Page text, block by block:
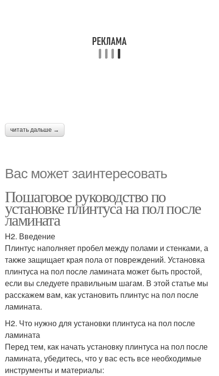
читать дальше →
Вас может заинтересовать
Пошаговое руководство по
установке плинтуса на пол после
ламината
H2. Введение
Плинтус наполняет пробел между полами и стенками, а
также защищает края пола от повреждений. Установка
плинтуса на пол после ламината может быть простой,
если вы следуете правильным шагам. В этой статье мы
расскажем вам, как установить плинтус на пол после
ламината.
H2. Что нужно для установки плинтуса на пол после
ламината
Перед тем, как начать установку плинтуса на пол после
ламината, убедитесь, что у вас есть все необходимые
инструменты и материалы: